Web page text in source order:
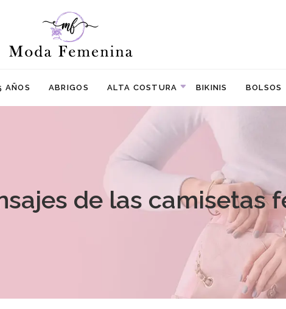
AÑOS ABRIGOS ALTA COSTURA BIKINIS BOLSOS
de las camisetas